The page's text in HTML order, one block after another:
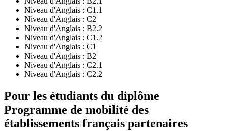
Niveau d'Anglais : C1.1
Niveau d'Anglais : C2
Niveau d'Anglais : B2.2
Niveau d'Anglais : C1.2
Niveau d'Anglais : C1
Niveau d'Anglais : B2
Niveau d'Anglais : C2.1
Niveau d'Anglais : C2.2
Pour les étudiants du diplôme
Programme de mobilité des
établissements français partenaires